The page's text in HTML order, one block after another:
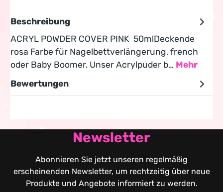
Beschreibung
ACRYL POWDER COVER PINK 50mlDeckende
rosa Farbe für Nagelbettverlängerung, french
oder Baby Boomer. Unser Acrylpuder b… Mehr
Bewertungen
Newsletter
Abonnieren Sie jetzt unseren regelmäßig
erscheinenden Newsletter, um rechtzeitig über neue
Produkte und Angebote informiert zu werden.